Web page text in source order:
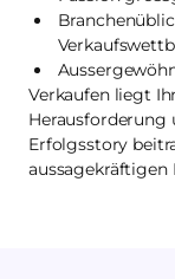
Verkaufen liegt
Herausforderung
Erfolgsstory